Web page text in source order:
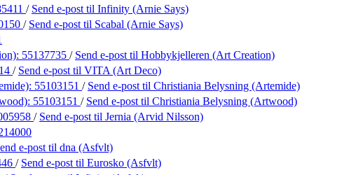
/ Send e-post til Infinity (Arnie Says)
/ Send e-post til Scabal (Arnie Says)
55137735 / Send e-post til Hobbykjelleren (Art Creation)
/ Send e-post til VITA (Art Deco)
55103151 / Send e-post til Christiania Belysning (Artemide)
55103151 / Send e-post til Christiania Belysning (Artwood)
/ Send e-post til Jernia (Arvid Nilsson)
e-post til dna (Asfvlt)
/ Send e-post til Eurosko (Asfvlt)